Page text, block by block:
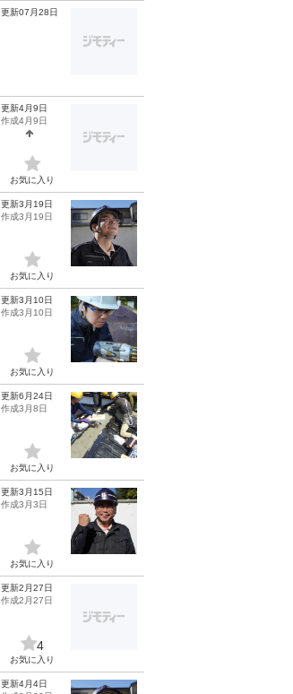
更新07月28日
更新4月9日
作成4月9日
お気に入り
更新3月19日
作成3月19日
お気に入り
更新3月10日
作成3月10日
お気に入り
更新6月24日
作成3月8日
お気に入り
更新3月15日
作成3月3日
お気に入り
更新2月27日
作成2月27日
4
お気に入り
更新4月4日